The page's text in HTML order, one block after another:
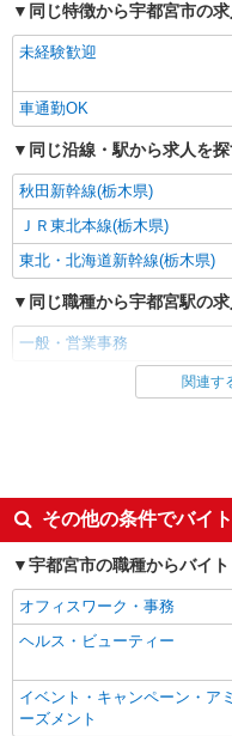
同じ特徴から宇都宮市の
未経験歓迎
車通勤OK
同じ沿線・駅から求人を
秋田新幹線(栃木県)
ＪＲ東北本線(栃木県)
東北・北海道新幹線(栃木県)
同じ職種から宇都宮駅の
一般・営業事務
同じ雇用形態から宇都宮
未経験歓迎
車通勤OK
同じ職種から求人を探す
オフ
一般・営業事務
同じ特徴から求人を探す
関連す
その他の条件でバイ
宇都宮市の職種からバイ
オフィスワーク・事務
ヘルス・ビューティー
イベント・キャンペーン・ア
ーズメント